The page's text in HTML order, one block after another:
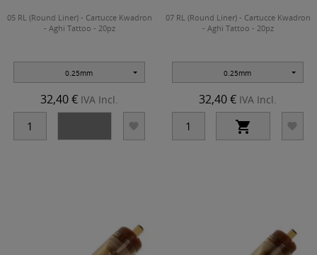
05 RL (Round Liner) - Cartucce Kwadron
- Aghi Tattoo - 20pz
0.25mm
32,40 € IVA Incl.

07 RL (Round Liner) - Cartucce Kwadron
- Aghi Tattoo - 20pz
0.25mm
32,40 € IVA Incl.
 